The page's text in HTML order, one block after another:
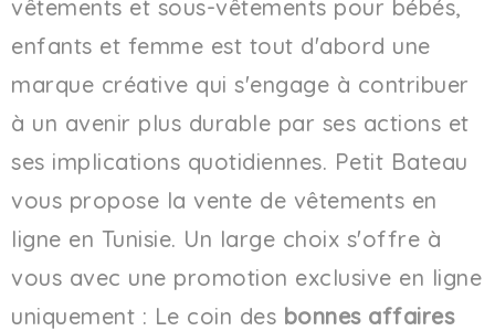
vêtements et sous-vêtements pour bébés,
enfants et femme est tout d'abord une
marque créative qui s'engage à contribuer
à un avenir plus durable par ses actions et
ses implications quotidiennes. Petit Bateau
vous propose la vente de vêtements en
ligne en Tunisie. Un large choix s'offre à
vous avec une promotion exclusive en ligne
uniquement : Le coin des bonnes affaires